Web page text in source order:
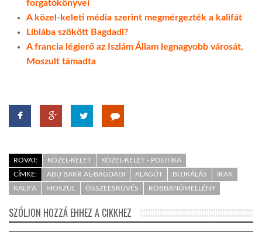
forgatókönyvei
A közel-keleti média szerint megmérgezték a kalifát
Líbiába szökött Bagdadi?
A francia légierő az Iszlám Állam legnagyobb városát,
Moszult támadta
ROVAT: KÖZEL-KELET
KÖZEL-KELET - POLITIKA
CÍMKE:
ABU BAKR AL-BAGDADI ALAGÚT BUJKÁLÁS
IRAK
KALIFA
MOSZUL ÖSSZEESKÜVÉS ROBBANÓMELLÉNY
SZÓLJON HOZZÁ EHHEZ A CIKKHEZ